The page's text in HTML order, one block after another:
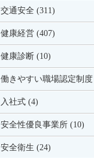
交通安全 (311)
健康経営 (407)
健康診断 (10)
働きやすい職場認定制度
入社式 (4)
安全性優良事業所 (10)
安全衛生 (24)